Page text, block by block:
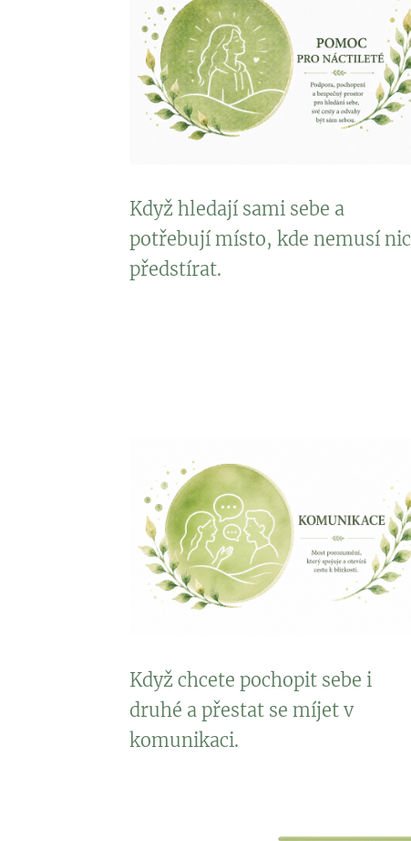
Když hledají sami sebe a
potřebují místo, kde nemusí nic
předstírat.
Když chcete pochopit sebe i
druhé a přestat se míjet v
komunikaci.